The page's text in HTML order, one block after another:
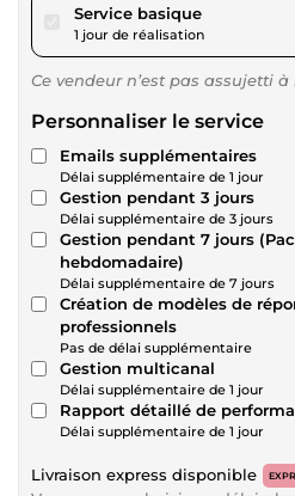
Service basiquepour 28,87
1 jour de réalisation
Ce vendeur n’est pas assujetti à
Personnaliser le service
Emails supplémentaires
Délai supplémentaire de 1 jour
Gestion pendant 3 jours
Délai supplémentaire de 3 jours
Gestion pendant 7 jours
hebdomadaire)
Délai supplémentaire de 7 jours
Création de modèles de
professionnels
Pas de délai supplémentaire
Gestion multicanal
Délai supplémentaire de 1 jour
Rapport détaillé de
Délai supplémentaire de 1 jour
Livraison express disponible